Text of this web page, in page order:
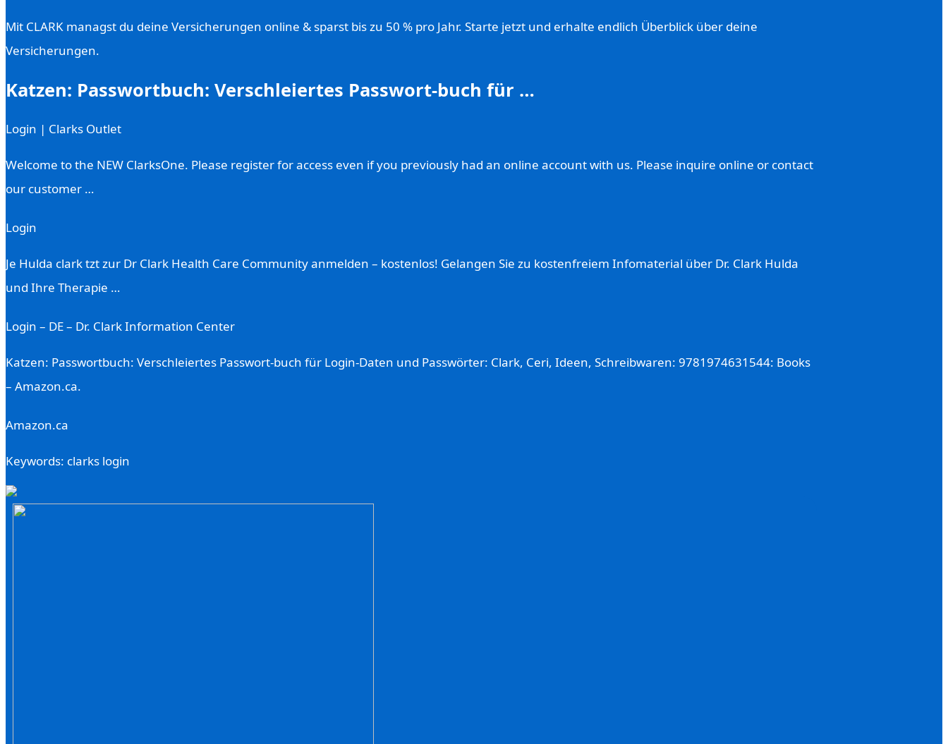
Mit CLARK managst du deine Versicherungen online & sparst bis zu 50 % pro Jahr. Starte jetzt und erhalte endlich Überblick über deine
Versicherungen.
Katzen: Passwortbuch: Verschleiertes Passwort-buch für …
Login | Clarks Outlet
Welcome to the NEW ClarksOne. Please register for access even if you previously had an online account with us. Please inquire online or contact
our customer …
Login
Je Hulda clark tzt zur Dr Clark Health Care Community anmelden – kostenlos! Gelangen Sie zu kostenfreiem Infomaterial über Dr. Clark Hulda
und Ihre Therapie …
Login – DE – Dr. Clark Information Center
Katzen: Passwortbuch: Verschleiertes Passwort-buch für Login-Daten und Passwörter: Clark, Ceri, Ideen, Schreibwaren: 9781974631544: Books
– Amazon.ca.
Amazon.ca
Keywords: clarks login